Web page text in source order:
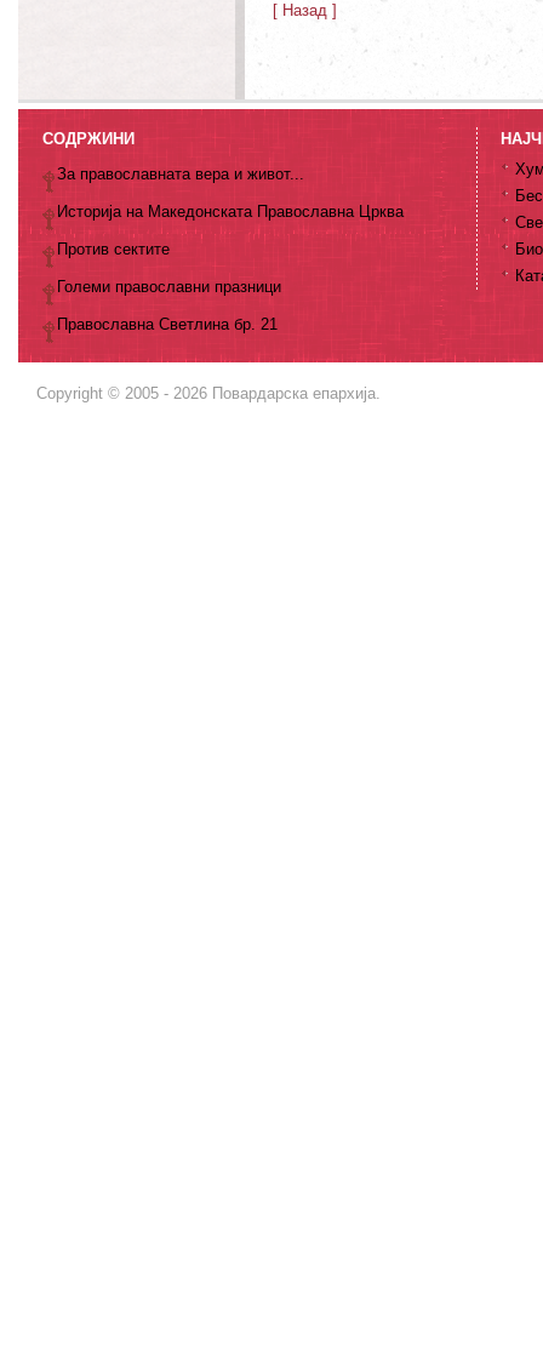
[ Назад ]
СОДРЖИНИ
За православната вера и живот...
Историја на Македонската Православна Црква
Против сектите
Големи православни празници
Православна Светлина бр. 21
Copyright © 2005 - 2026 Повардарска епархија.